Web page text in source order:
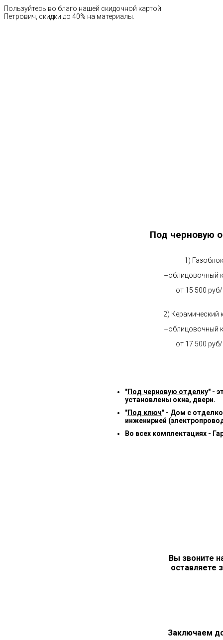
Пользуйтесь во благо нашей скидочной картой
Петрович, скидки до 40% на материалы.
Под черновую
1) Газоблок
+облицовочный
от 15 500
2) Керамический
+облицовочный
от 17 500
"Под черновую отделку" -
установлены окна, двери.
"Под ключ" - Дом с
инженирией
Во всех комплектациях -
Вы звоните
оставляете
Заключаем